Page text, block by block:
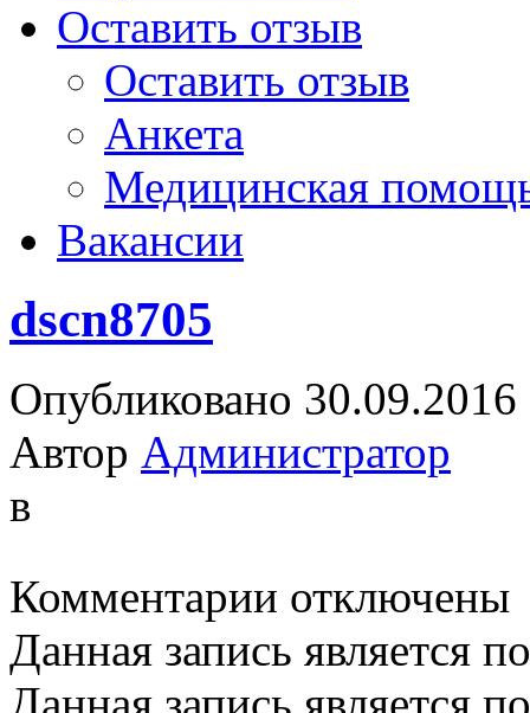
Оставить отзыв
Оставить отзыв
Анкета
Медицинская
Вакансии
dscn8705
Опубликовано 30.09.2016
Автор Администратор
в
Комментарии записи
отключены
Данная запись является
Данная запись является